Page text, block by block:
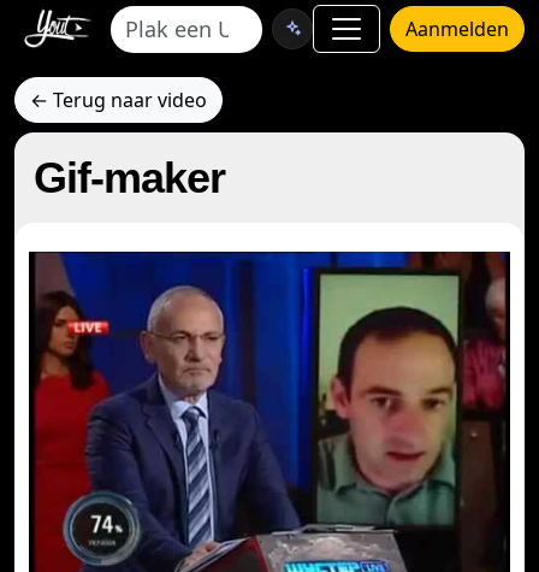
Aanmelden
← Terug naar video
Gif-maker